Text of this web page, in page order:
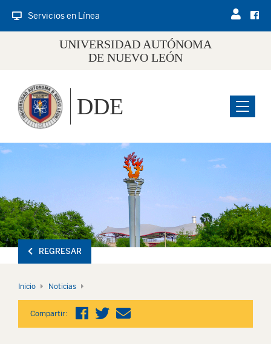
Servicios en Línea
UNIVERSIDAD AUTÓNOMA
DE NUEVO LEÓN
Menu
DDE
REGRESAR
Inicio Noticias
Compartir: